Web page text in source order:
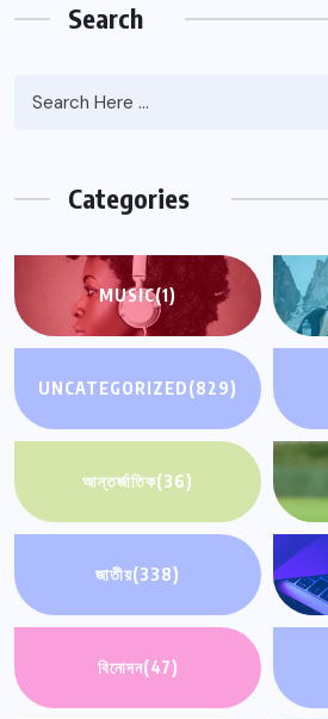
Search
Categories
MUSIC(1)
UNCATEGORIZED(829)
আন্তর্জাতিক(36)
জাতীয়(338)
বিনোদন(47)